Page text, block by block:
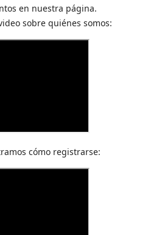
en nuestra página.
sobre quiénes somos:
cómo registrarse: